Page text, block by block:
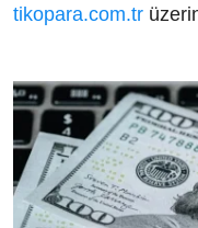
tikopara.com.tr